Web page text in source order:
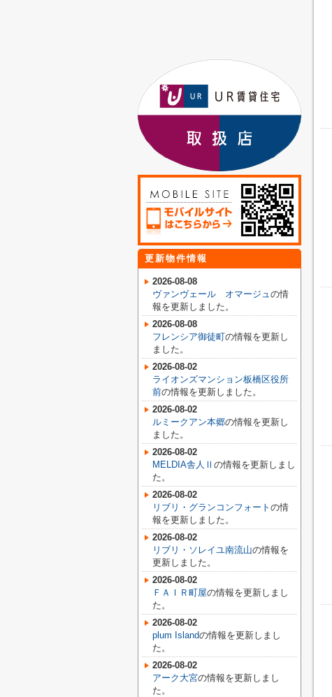
更新物件情報
2026-08-08
ヴァンヴェール オマージュの情
報を更新しました。
2026-08-08
フレンシア御徒町の情報を更新し
ました。
2026-08-02
ライオンズマンション板橋区役所
前の情報を更新しました。
2026-08-02
ルミークアン本郷の情報を更新し
ました。
2026-08-02
MELDIA舎人Ⅱ の情報を更新しまし
た。
2026-08-02
リブリ・グランコンフォート の情
報を更新しました。
2026-08-02
リブリ・ソレイユ南流山の情報を
更新しました。
2026-08-02
ＦＡＩＲ町屋の情報を更新しまし
た。
2026-08-02
plum Islandの情報を更新しまし
た。
2026-08-02
アーク大宮の情報を更新しまし
た。